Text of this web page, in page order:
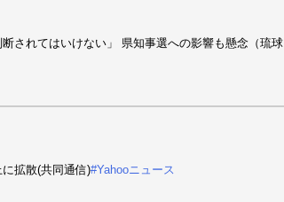
されてはいけない」 県知事選への影響も懸念（琉球
拡散(共同通信)#Yahooニュース